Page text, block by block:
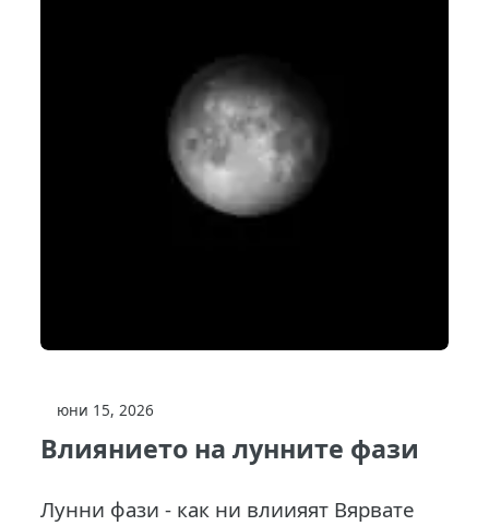
юни 15, 2026
Влиянието на лунните фази
Лунни фази - как ни влиияят Bяpвaтe